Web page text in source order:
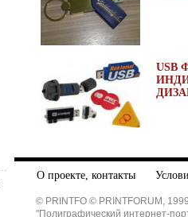
USB
О проекте, контакты
© PRINTFO © PRINTFORUM,
"Полиграфический интернет-